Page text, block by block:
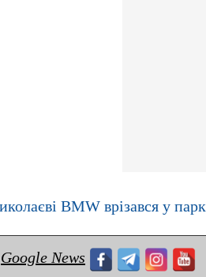
BMW врізався у
Google News